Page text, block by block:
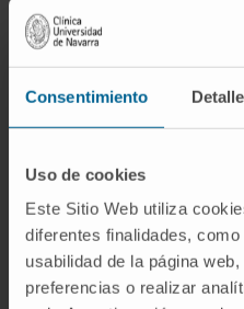
Consentimiento
Uso de cookies
Este Sitio Web utiliza
diferentes finalidades,
usabilidad de la página
preferencias o realizar
mayoría de los países
Preguntas
Del griego βακτήριον (
(phagein), comer. La
1917 al observar que
destruía cultivos
«devorase» las